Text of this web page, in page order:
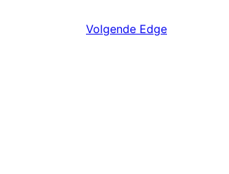
Volgende Edge